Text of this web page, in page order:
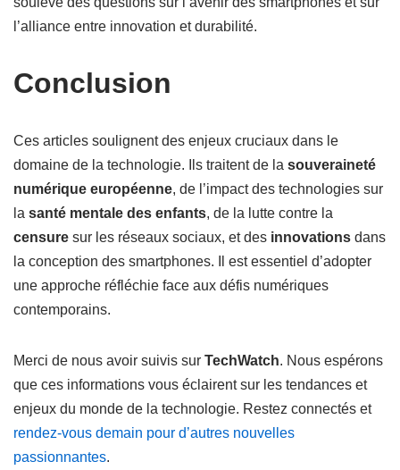
l’alliance entre innovation et durabilité.
Conclusion
Ces articles soulignent des enjeux cruciaux dans le
domaine de la technologie. Ils traitent de la souveraineté
numérique européenne, de l’impact des technologies sur
la santé mentale des enfants, de la lutte contre la
censure sur les réseaux sociaux, et des innovations dans
la conception des smartphones. Il est essentiel d’adopter
une approche réfléchie face aux défis numériques
contemporains.
Merci de nous avoir suivis sur TechWatch. Nous espérons
que ces informations vous éclairent sur les tendances et
enjeux du monde de la technologie. Restez connectés et
rendez-vous demain pour d’autres nouvelles
passionnantes.